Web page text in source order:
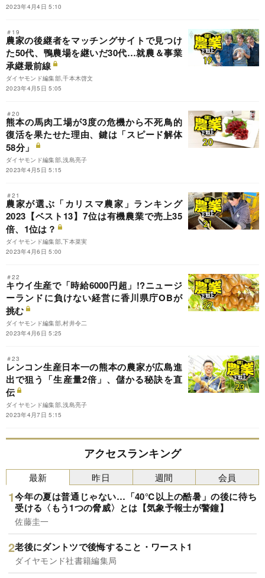
2023年4月4日 5:10
＃19
農家の後継者をマッチングサイトで見つけ
た50代、鴨農場を継いだ30代…就農＆事業
承継最前線
ダイヤモンド編集部,千本木啓文
2023年4月5日 5:05
＃20
熊本の馬肉工場が3度の危機から不死鳥的
復活を果たせた理由、鍵は「スピード解体
58分」
ダイヤモンド編集部,浅島亮子
2023年4月5日 5:15
＃21
農家が選ぶ「カリスマ農家」ランキング
2023【ベスト13】7位は有機農業で売上35
倍、1位は？
ダイヤモンド編集部,下本菜実
2023年4月6日 5:00
＃22
キウイ生産で「時給6000円超」!?ニュージ
ーランドに負けない経営に香川県庁OBが
挑む
ダイヤモンド編集部,村井令二
2023年4月6日 5:25
＃23
レンコン生産日本一の熊本の農家が広島進
出で狙う「生産量2倍」、儲かる秘訣を直
伝
ダイヤモンド編集部,浅島亮子
2023年4月7日 5:15
アクセスランキング
最新
今年の夏は普通じゃない…「40℃以上の酷暑」の後に待ち
受ける〈もう1つの脅威〉とは【気象予報士が警鐘】
佐藤圭一
老後にダントツで後悔すること・ワースト1
ダイヤモンド社書籍編集局
昨日 週間 会員